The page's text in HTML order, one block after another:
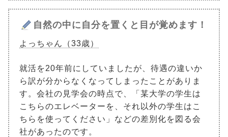
自然の中に自分を置くと目が覚めます！
よっちゃん（33歳）
就活を20年前にしていましたが、待遇の違いか
ら訳が分からなくなってしまったことがありま
す。会社の見学会の時点で、「某大学の学生は
こちらのエレベーターを、それ以外の学生はこ
ちらを使ってください」などの差別化を図る会
社があったのです。